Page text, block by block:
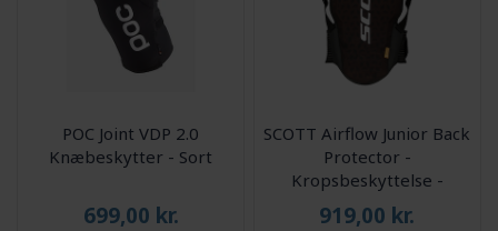
POC Joint VDP 2.0
Knæbeskytter - Sort
699,00 kr.
SCOTT Airflow Junior Back
Protector -
Kropsbeskyttelse -
Børn/Junior - Sort/Hvid
919,00 kr.